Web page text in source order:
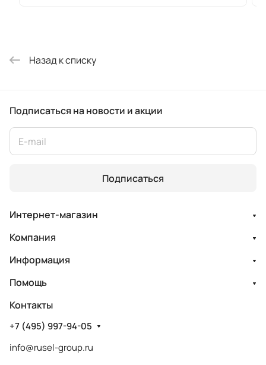
Назад к списку
Подписаться на новости и акции
Подписаться
Интернет-магазин
Компания
Информация
Помощь
Контакты
+7 (495) 997-94-05
info@rusel-group.ru